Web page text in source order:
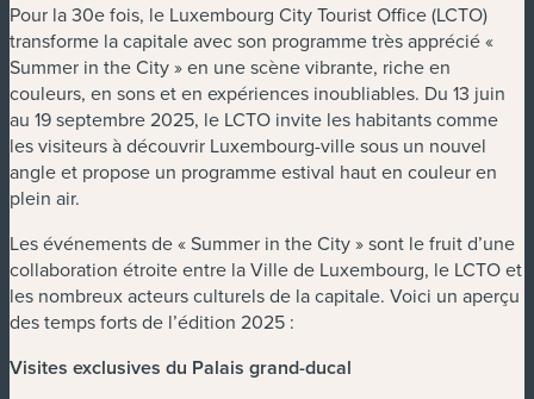
Pour la 30e fois, le Luxembourg City Tourist Office (LCTO)
transforme la capitale avec son programme très apprécié «
Summer in the City » en une scène vibrante, riche en
couleurs, en sons et en expériences inoubliables. Du 13 juin
au 19 septembre 2025, le LCTO invite les habitants comme
les visiteurs à découvrir Luxembourg-ville sous un nouvel
angle et propose un programme estival haut en couleur en
plein air.
Les événements de « Summer in the City » sont le fruit d’une
collaboration étroite entre la Ville de Luxembourg, le LCTO et
les nombreux acteurs culturels de la capitale. Voici un aperçu
des temps forts de l’édition 2025 :
Visites exclusives du Palais grand-ducal